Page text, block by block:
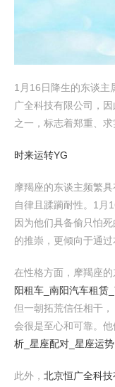
1月16日降生的东谈主
广全科技有限公司，
之一，标志着郑重、求
时来运转YG
摩羯座的东谈主频繁
自律且蹂躏耐性。1月
因为他们具备偷只怕
的推崇，更倾向于通过
在性格方面，摩羯座
阳租车_南阳汽车租赁
但一朝拓荒信任相干，
会很是至心和可靠。
析_星座配对_星座运势
此外， 北京恒广全科技